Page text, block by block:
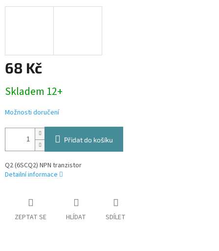
68 Kč
cena:
Skladem 12+
Možnosti doručení
Přidat do košíku
Q2 (6SCQ2) NPN tranzistor
Detailní informace
ZEPTAT SE HLÍDAT SDÍLET